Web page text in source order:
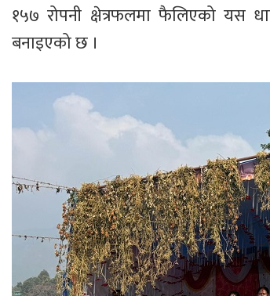
१५७ रोपनी क्षेत्रफलमा फैलिएको यस
बनाइएको छ ।